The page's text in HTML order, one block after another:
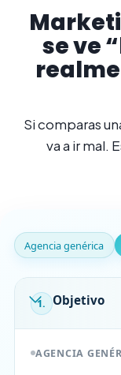
se ve
Si comparas
va a ir mal.
Agencia genérica
1. Objetivo
AGENCIA